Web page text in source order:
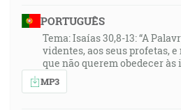
PORTUGUÊS
Tema: Isaías 30,8-13: “A
videntes, aos seus profetas,
que não querem obedecer às
MP3